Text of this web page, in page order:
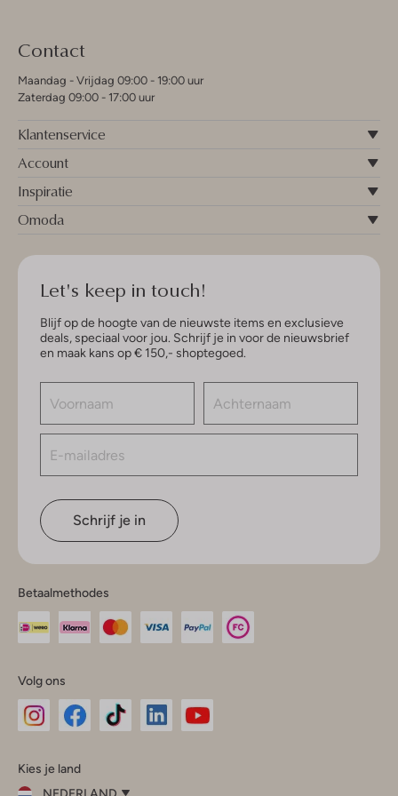
Contact
Maandag - Vrijdag 09:00 - 19:00 uur
Zaterdag 09:00 - 17:00 uur
Klantenservice
Account
Inspiratie
Omoda
Let's keep in touch!
Blijf op de hoogte van de nieuwste items en exclusieve
deals, speciaal voor jou. Schrijf je in voor de nieuwsbrief
en maak kans op € 150,- shoptegoed.
Schrijf je in
Betaalmethodes
Volg ons
InstagramFacebook
Kies je land